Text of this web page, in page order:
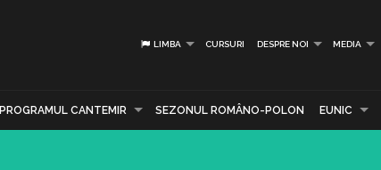
LIMBA CURSURI DESPRE NOI MEDIA
PROGRAMUL CANTEMIR SEZONUL ROMÂNO-POLON EUNIC